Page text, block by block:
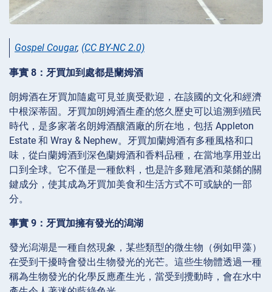
Gospel Cougar, (CC BY-NC 2.0)
事實 8：牙買加到處都是蘭姆酒
朗姆酒在牙買加隨處可見並廣受歡迎，在該國的文化和經濟
中根深蒂固。牙買加朗姆酒生產的悠久歷史可以追溯到殖民
時代，是多家著名朗姆酒釀酒廠的所在地，包括 Appleton
Estate 和 Wray & Nephew。牙買加蘭姆酒有多種風格和口
味，從白蘭姆酒到深色蘭姆酒和香料品種，在當地享用並出
口到全球。它不僅是一種飲料，也是許多雞尾酒和菜餚的關
鍵成分，使其成為牙買加美食和生活方式不可或缺的一部
分。
事實 9：牙買加擁有發光的潟湖
發光潟湖是一種自然現象，某些類型的微生物（例如甲藻）
在受到干擾時會發出生物發光的光芒。這些生物體透過一種
稱為生物發光的化學反應產生光，當受到攪動時，會在水中